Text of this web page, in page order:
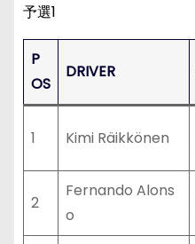
予選1
P
OS
DRIVER
1 Kimi Räikkönen
2
Fernando Alons
o